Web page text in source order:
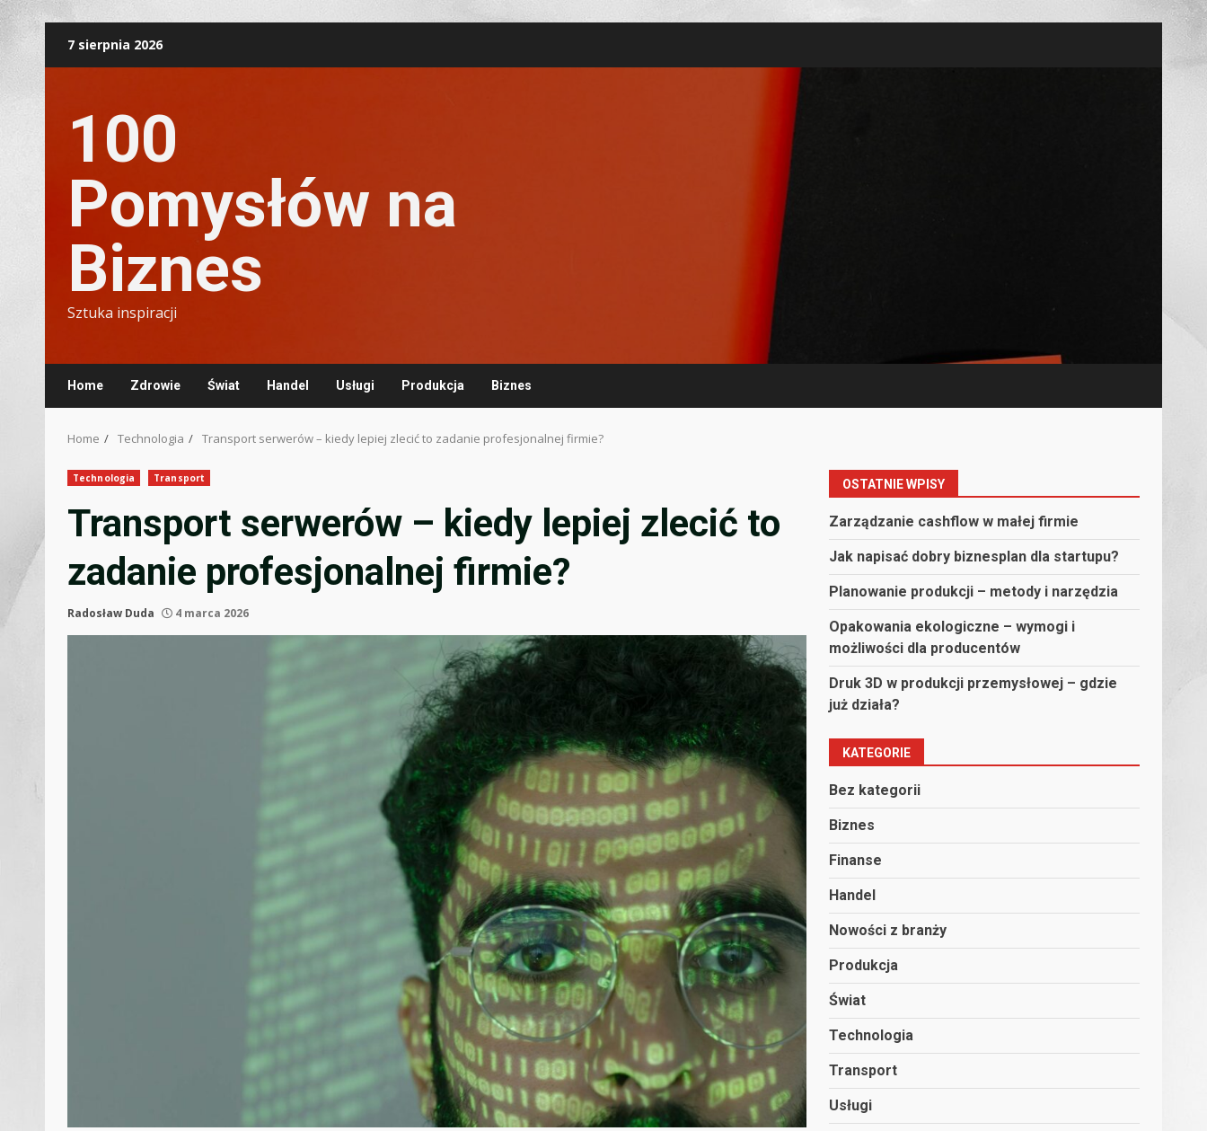
7 sierpnia 2026
100
Pomysłów na
Biznes
Sztuka inspiracji
Home Zdrowie Świat Handel Usługi Produkcja Biznes
Home Technologia Transport serwerów – kiedy lepiej zlecić to zadanie profesjonalnej firmie?
Technologia Transport
Transport serwerów – kiedy lepiej zlecić to
zadanie profesjonalnej firmie?
Radosław Duda 4 marca 2026
OSTATNIE WPISY
Zarządzanie cashflow w małej firmie
Jak napisać dobry biznesplan dla startupu?
Planowanie produkcji – metody i narzędzia
Opakowania ekologiczne – wymogi i
możliwości dla producentów
Druk 3D w produkcji przemysłowej – gdzie
już działa?
KATEGORIE
Bez kategorii
Biznes
Finanse
Handel
Nowości z branży
Produkcja
Świat
Technologia
Transport
Usługi